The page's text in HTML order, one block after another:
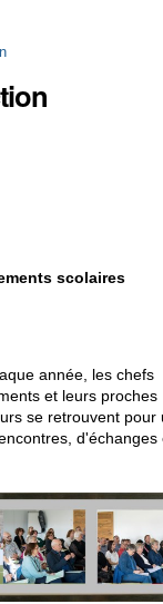
scolaires
année, les chefs
et leurs proches
se retrouvent pour
d'échanges